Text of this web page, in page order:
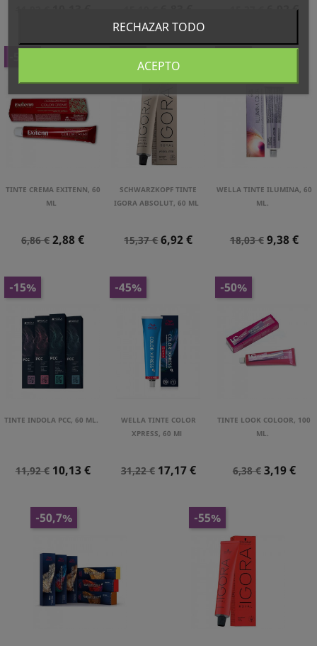
Normal
Precio
6,92 €
TINTE CREMA EXITENN, 60
ML
Precio
6,86 € Precio
2,88 €
SCHWARZKOPF TINTE
IGORA ABSOLUT, 60 ML
Precio
15,37 €Precio
6,92 €
WELLA TINTE ILUMINA, 60
ML.
Precio
18,03 € Precio
9,38 €
TINTE INDOLA PCC, 60 ML.
Precio
11,92 € Precio
10,13 €
-15%
WELLA TINTE COLOR
XPRESS, 60 Ml
Precio
31,22 € Precio
17,17 €
-45%
TINTE LOOK COLOOR, 100
ML.
Precio
6,38 € Precio
3,19 €
-50%
-50,7% -55%
RECHAZAR TODO
ACEPTO